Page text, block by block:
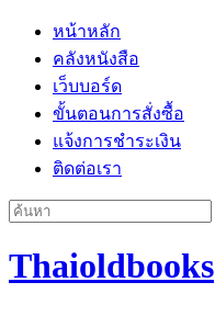
หน้าหลัก
คลังหนังสือ
เว็บบอร์ด
ขั้นตอนการสั่งซื้อ
แจ้งการชำระเงิน
ติดต่อเรา
Thaioldbooks